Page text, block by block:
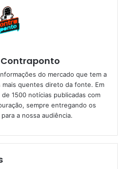
do mercado que tem a
quentes direto da fonte. Em
1500 notícias publicadas com
sempre entregando os
a nossa audiência.